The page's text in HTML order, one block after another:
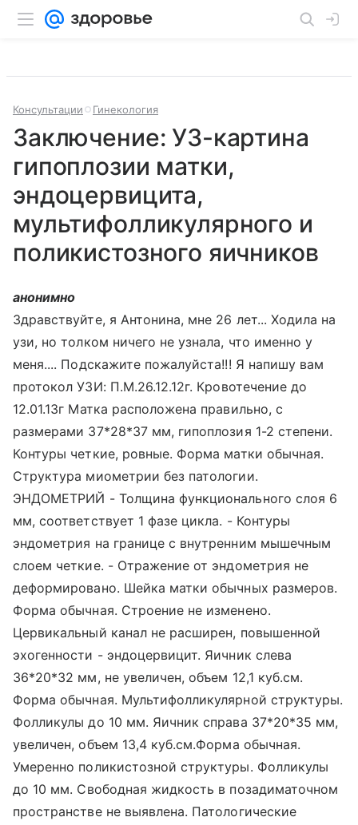
Консультации Гинекология
Заключение: УЗ-картина
гипоплозии матки,
эндоцервицита,
мультифолликулярного и
поликистозного яичников
анонимно
Здравствуйте, я Антонина, мне 26 лет... Ходила на
узи, но толком ничего не узнала, что именно у
меня.... Подскажите пожалуйста!!! Я напишу вам
протокол УЗИ: П.М.26.12.12г. Кровотечение до
12.01.13г Матка расположена правильно, с
размерами 37*28*37 мм, гипоплозия 1-2 степени.
Контуры четкие, ровные. Форма матки обычная.
Структура миометрии без патологии.
ЭНДОМЕТРИЙ - Толщина функционального слоя 6
мм, соответствует 1 фазе цикла. - Контуры
эндометрия на границе с внутренним мышечным
слоем четкие. - Отражение от эндометрия не
деформировано. Шейка матки обычных размеров.
Форма обычная. Строение не изменено.
Цервикальный канал не расширен, повышенной
эхогенности - эндоцервицит. Яичник слева
36*20*32 мм, не увеличен, объем 12,1 куб.см.
Форма обычная. Мультифолликулярной структуры.
Фолликулы до 10 мм. Яичник справа 37*20*35 мм,
увеличен, объем 13,4 куб.см.Форма обычная.
Умеренно поликистозной структуры. Фолликулы
до 10 мм. Свободная жидкость в позадиматочном
пространстве не выявлена. Патологические